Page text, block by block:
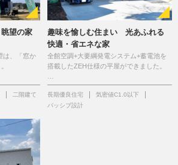
望の家
は、「窓か
二階建て
趣味を愉しむ住まい 光あふれる
快適・省エネな家
全館空調+大要綱発電システム+蓄電池を
搭載したZEH仕様の平屋ができました。
長期優良住宅
気密値C1.0以下
パッシブ設計